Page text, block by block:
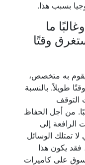
بسبب هذا.
ما
وقتًا
به متخصص،
طويلاً. بالنسبة
التوقف
من أجل الحفاظ
الرافعة إلى
تمتلك الوسائل
فقد يكون هذا
على كاميرات